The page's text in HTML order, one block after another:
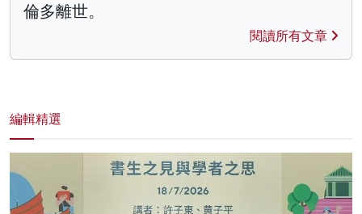
倫多離世。
閱讀所有文章
編輯精選